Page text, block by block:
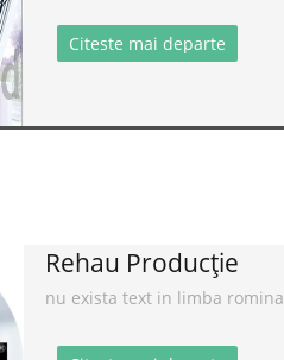
Citeste mai departe
Rehau Producție
nu exista text in limba romina